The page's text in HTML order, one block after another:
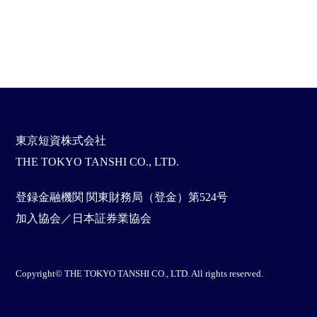
東京短資株式会社
THE TOKYO TANSHI CO., LTD.
登録金融機関 関東財務局（登金）第524号
加入協会／日本証券業協会
Copyright© THE TOKYO TANSHI CO., LTD. All rights reserved.